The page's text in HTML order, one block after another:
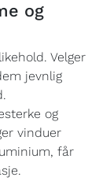
og
Velger
jevnlig
og
vinduer
får